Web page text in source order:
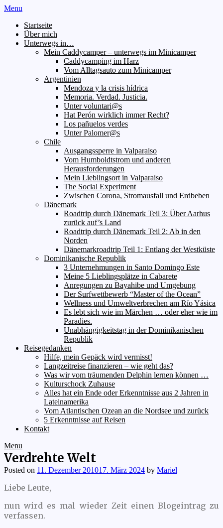
Menu
Startseite
Über mich
Unterwegs in…
Mein Caddycamper – unterwegs im Minicamper
Caddycamping im Harz
Vom Alltagsauto zum Minicamper
Argentinien
Mendoza y la crisis hídrica
Memoria. Verdad. Justicia.
Unter voluntari@s
Hat Perón wirklich immer Recht?
Los pañuelos verdes
Unter Palomer@s
Chile
Ausgangssperre in Valparaiso
Vom Humboldtstrom und anderen
Herausforderungen
Mein Lieblingsort in Valparaiso
The Social Experiment
Zwischen Corona, Stromausfall und Erdbeben
Dänemark
Roadtrip durch Dänemark Teil 3: Über Aarhus
zurück auf’s Land
Roadtrip durch Dänemark Teil 2: Ab in den
Norden
Dänemarkroadtrip Teil 1: Entlang der Westküste
Dominikanische Republik
3 Unternehmungen in Santo Domingo Este
Meine 5 Lieblingsplätze in Cabarete
Anregungen zu Bayahibe und Umgebung
Der Surfwettbewerb “Master of the Ocean”
Wellness und Umweltverbrechen am Río Yásica
Es lebt sich wie im Märchen … oder eher wie im
Paradies.
Unabhängigkeitstag in der Dominikanischen
Republik
Reisegedanken
Hilfe, mein Gepäck wird vermisst!
Langzeitreise finanzieren – wie geht das?
Was wir vom träumenden Delphin lernen können …
Kulturschock Zuhause
Alles hat ein Ende oder Erkenntnisse aus 2 Jahren in
Lateinamerika
Vom Atlantischen Ozean an die Nordsee und zurück
5 Erkenntnisse auf Reisen
Kontakt
Menu
Verdrehte Welt
Posted on 11. Dezember 201017. März 2024 by Mariel
Liebe Leute,
nun wird es mal wieder Zeit einen Blogeintrag zu
verfassen.